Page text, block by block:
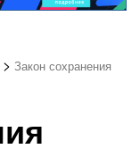
> Закон сохранения